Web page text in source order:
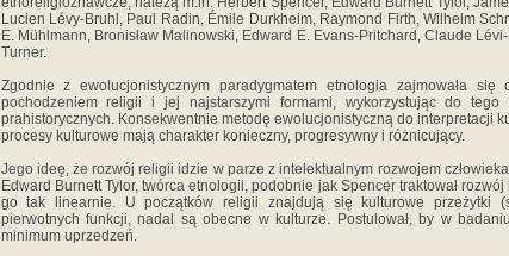
Lucien Lévy-Bruhl, Paul Radin, Émile Durkheim, Raymond Firth, Wilhelm
E. Mühlmann, Bronisław Malinowski, Edward E. Evans-Pritchard, Claude
Turner.
Zgodnie z ewolucjonistycznym paradygmatem etnologia zajmowała
pochodzeniem religii i jej najstarszymi formami, wykorzystując do
prahistorycznych. Konsekwentnie metodę ewolucjonistyczną do interpretacji
procesy kulturowe mają charakter konieczny, progresywny i różnicujący.
Jego ideę, że rozwój religii idzie w parze z intelektualnym rozwojem
Edward Burnett Tylor, twórca etnologii, podobnie jak Spencer traktował
go tak linearnie. U początków religii znajdują się kulturowe przeżytki
pierwotnych funkcji, nadal są obecne w kulturze. Postulował, by w
minimum uprzedzeń.